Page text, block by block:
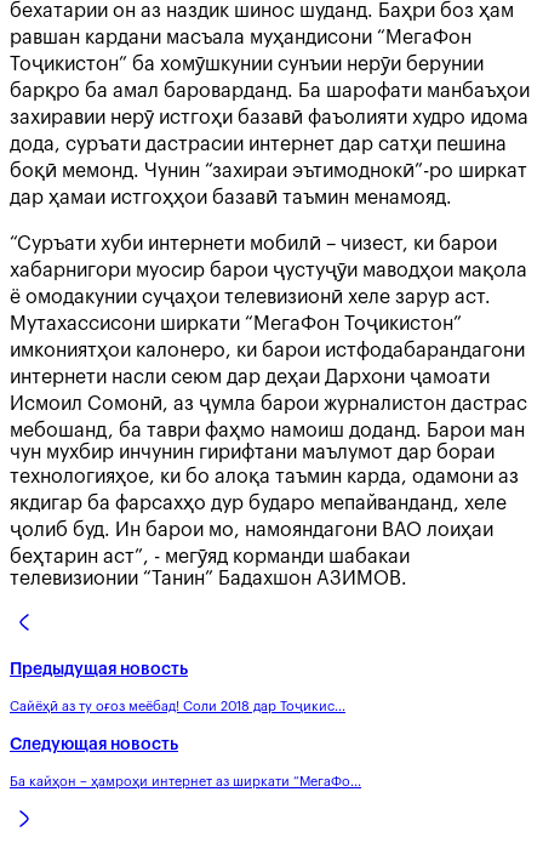
бехатарии он аз наздик шинос шуданд. Баҳри боз ҳам
равшан кардани масъала муҳандисони “МегаФон
Тоҷикистон” ба хомӯшкунии сунъии нерӯи берунии
барқро ба амал бароварданд. Ба шарофати манбаъҳои
захиравии нерӯ истгоҳи базавӣ фаъолияти худро идома
дода, суръати дастрасии интернет дар сатҳи пешина
боқӣ мемонд. Чунин “захираи эътимоднокӣ”-ро ширкат
дар ҳамаи истгоҳҳои базавӣ таъмин менамояд.
“Суръати хуби интернети мобилӣ – чизест, ки барои
хабарнигори муосир барои ҷустуҷӯи маводҳои мақола
ё омодакунии суҷаҳои телевизионӣ хеле зарур аст.
Мутахассисони ширкати “МегаФон Тоҷикистон”
имкониятҳои калонеро, ки барои истфодабарандагони
интернети насли сеюм дар деҳаи Дархони ҷамоати
Исмоил Сомонӣ, аз ҷумла барои журналистон дастрас
мебошанд, ба таври фаҳмо намоиш доданд. Барои ман
чун мухбир инчунин гирифтани маълумот дар бораи
технологияҳое, ки бо алоқа таъмин карда, одамони аз
якдигар ба фарсахҳо дур бударо мепайванданд, хеле
ҷолиб буд. Ин барои мо, намояндагони ВАО лоиҳаи
беҳтарин аст”, - мегӯяд корманди шабакаи
телевизионии “Танин” Бадахшон АЗИМОВ.
Предыдущая новость
Сайёҳӣ аз ту оғоз меёбад! Соли 2018 дар Тоҷикис...
Следующая новость
Ба кайҳон – ҳамроҳи интернет аз ширкати “МегаФо...